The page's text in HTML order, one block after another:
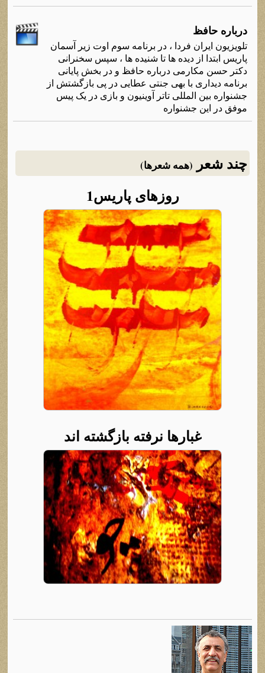
درباره حافظ
تلویزیون ایران فردا ، در برنامه سوم اوت زیر آسمان
پاریس ابتدا از دیده ها تا شنیده ها ، سپس سخنرانی
دکتر حسن مکارمی درباره حافظ و در بخش پایانی
برنامه دیداری با بهی جنتی عطایی در پی بازگشتش از
جشنواره بین المللی تاتر آوینیون و بازی در یک پیس
موفق در این جشنواره
چند شعر (همه شعرها)
روزهای پاریس1
غبارها نرفته بازگشته اند